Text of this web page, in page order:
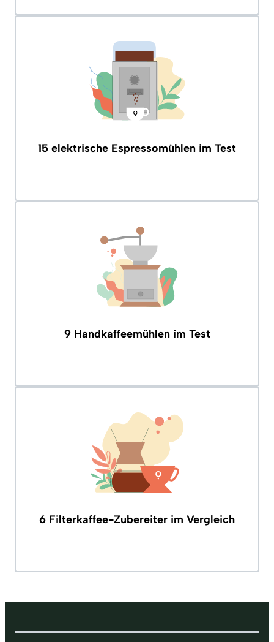
15 elektrische Espressomühlen im Test
9 Handkaffeemühlen im Test
6 Filterkaffee-Zubereiter im Vergleich